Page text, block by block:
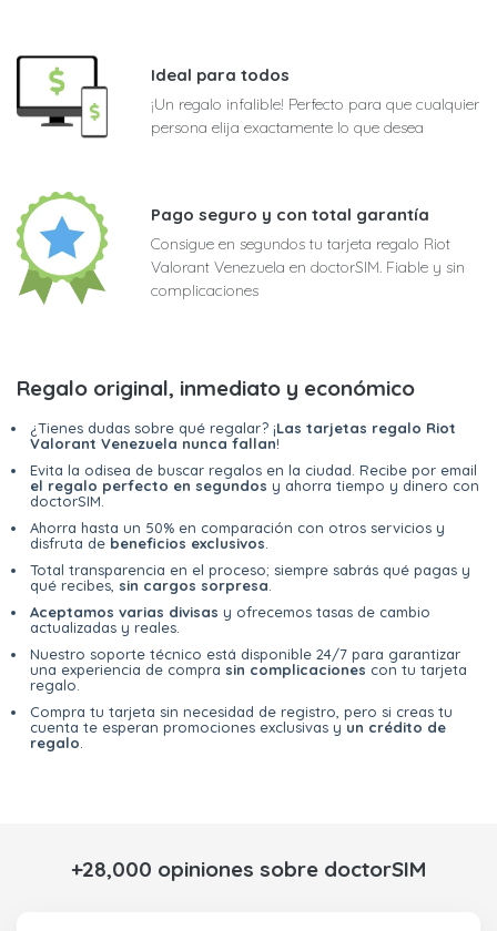
Ideal para todos
¡Un regalo infalible! Perfecto para que cualquier
persona elija exactamente lo que desea
Pago seguro y con total garantía
Consigue en segundos tu tarjeta regalo Riot
Valorant Venezuela en doctorSIM. Fiable y sin
complicaciones
Regalo original, inmediato y económico
¿Tienes dudas sobre qué regalar? ¡Las tarjetas regalo Riot
Valorant Venezuela nunca fallan!
Evita la odisea de buscar regalos en la ciudad. Recibe por email
el regalo perfecto en segundos y ahorra tiempo y dinero con
doctorSIM.
Ahorra hasta un 50% en comparación con otros servicios y
disfruta de beneficios exclusivos
Total transparencia en el proceso; siempre sabrás qué pagas y
qué recibes, sin cargos sorpresa
Aceptamos varias divisas y ofrecemos tasas de cambio
actualizadas y reales.
Nuestro soporte técnico está disponible 24/7 para garantizar
una experiencia de compra sin complicaciones con tu tarjeta
regalo.
Compra tu tarjeta sin necesidad de registro, pero si creas tu
cuenta te esperan promociones exclusivas y un crédito de
regalo
+28,000 opiniones sobre doctorSIM